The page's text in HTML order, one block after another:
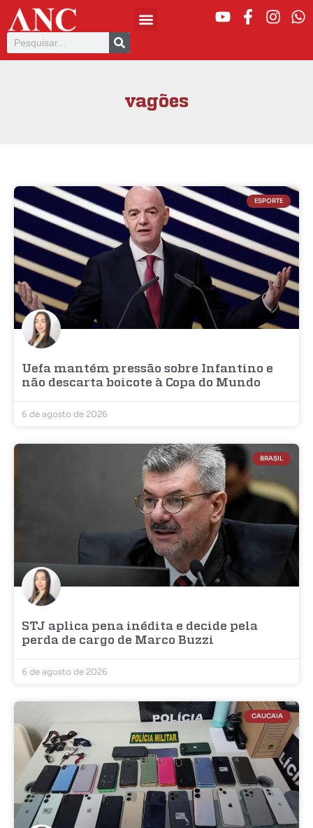
vagões
ESPORTE
Uefa mantém pressão sobre Infantino e
não descarta boicote à Copa do Mundo
6 de agosto de 2026
BRASIL
STJ aplica pena inédita e decide pela
perda de cargo de Marco Buzzi
6 de agosto de 2026
CAUCAIA